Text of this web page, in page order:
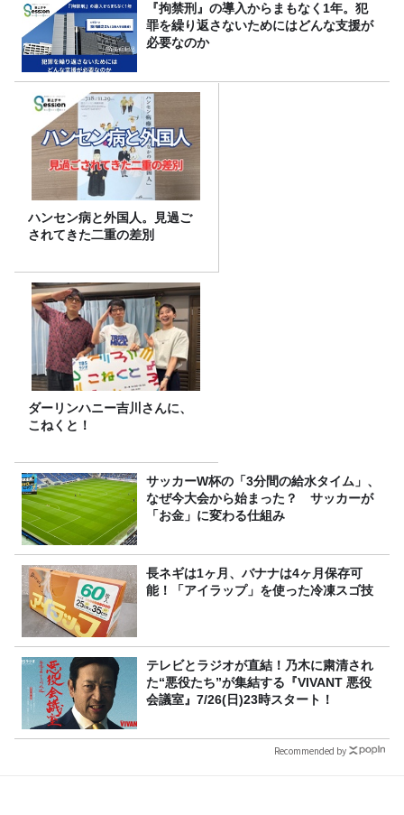
『拘禁刑』の導入からまもなく1年。犯
罪を繰り返さないためにはどんな支援が
必要なのか
ハンセン病と外国人。見過ご
されてきた二重の差別
ダーリンハニー吉川さんに、
こねくと！
サッカーW杯の「3分間の給水タイム」、
なぜ今大会から始まった？ サッカーが
「お金」に変わる仕組み
長ネギは1ヶ月、バナナは4ヶ月保存可
能！「アイラップ」を使った冷凍スゴ技
テレビとラジオが直結！乃木に粛清され
た“悪役たち”が集結する『VIVANT 悪役
会議室』7/26(日)23時スタート！
Recommended by